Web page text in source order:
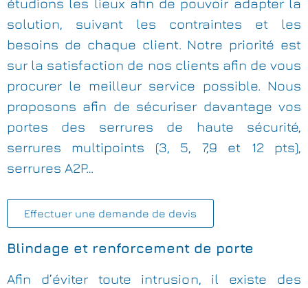
étudions les lieux afin de pouvoir adapter la
solution, suivant les contraintes et les
besoins de chaque client. Notre priorité est
sur la satisfaction de nos clients afin de vous
procurer le meilleur service possible. Nous
proposons afin de sécuriser davantage vos
portes des serrures de haute sécurité,
serrures multipoints (3, 5, 7,9 et 12 pts),
serrures A2P…
Effectuer une demande de devis
Blindage et renforcement de porte
Afin d’éviter toute intrusion, il existe des